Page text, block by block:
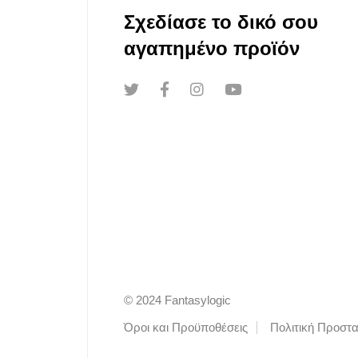
Σχεδίασε το δικό σου
αγαπημένο προϊόν
© 2024 Fantasylogic
Όροι και Προϋποθέσεις
Πολιτική